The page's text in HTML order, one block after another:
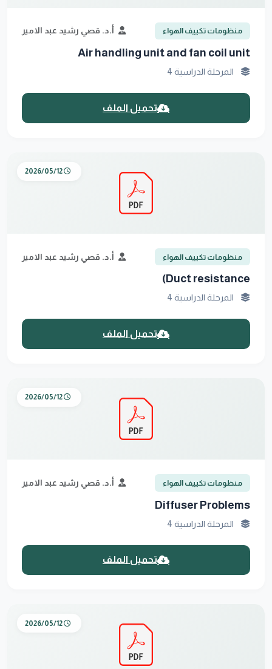
منظومات تكييف الهواء أ.د. قصي رشيد عبد الامير
Air handling unit and fan coil unit
المرحلة الدراسية 4
تحميل الملف
2026/05/12
منظومات تكييف الهواء أ.د. قصي رشيد عبد الامير
Duct resistance)
المرحلة الدراسية 4
تحميل الملف
2026/05/12
منظومات تكييف الهواء أ.د. قصي رشيد عبد الامير
Diffuser Problems
المرحلة الدراسية 4
تحميل الملف
2026/05/12